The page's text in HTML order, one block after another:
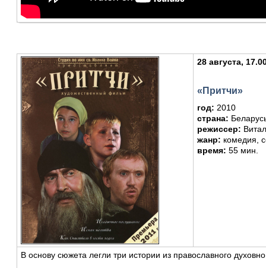
28 августа,
«Притчи»
год: 2010
страна:
режиссер:
жанр: комедия,
время: 55 мин.
В основу сюжета легли три истории из православного